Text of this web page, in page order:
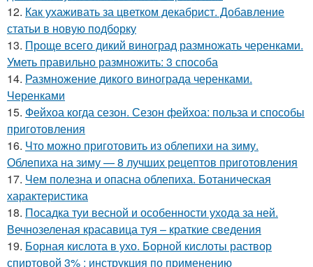
12. Как ухаживать за цветком декабрист. Добавление
статьи в новую подборку
13. Проще всего дикий виноград размножать черенками.
Уметь правильно размножить: 3 способа
14. Размножение дикого винограда черенками.
Черенками
15. Фейхоа когда сезон. Сезон фейхоа: польза и способы
приготовления
16. Что можно приготовить из облепихи на зиму.
Облепиха на зиму — 8 лучших рецептов приготовления
17. Чем полезна и опасна облепиха. Ботаническая
характеристика
18. Посадка туи весной и особенности ухода за ней.
Вечнозеленая красавица туя – краткие сведения
19. Борная кислота в ухо. Борной кислоты раствор
спиртовой 3% : инструкция по применению